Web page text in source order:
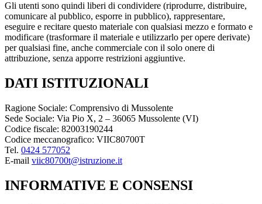
Gli utenti sono quindi liberi di condividere (riprodurre, distribuire,
comunicare al pubblico, esporre in pubblico), rappresentare,
eseguire e recitare questo materiale con qualsiasi mezzo e formato e
modificare (trasformare il materiale e utilizzarlo per opere derivate)
per qualsiasi fine, anche commerciale con il solo onere di
attribuzione, senza apporre restrizioni aggiuntive.
DATI ISTITUZIONALI
Ragione Sociale: Comprensivo di Mussolente
Sede Sociale: Via Pio X, 2 – 36065 Mussolente (VI)
Codice fiscale: 82003190244
Codice meccanografico: VIIC80700T
Tel. 0424 577052
E-mail viic80700t@istruzione.it
INFORMATIVE E CONSENSI